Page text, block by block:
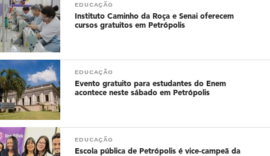
EDUCAÇÃO
Instituto Caminho da Roça e Senai oferecem
cursos gratuitos em Petrópolis
EDUCAÇÃO
Evento gratuito para estudantes do Enem
acontece neste sábado em Petrópolis
EDUCAÇÃO
Escola pública de Petrópolis é vice-campeã da